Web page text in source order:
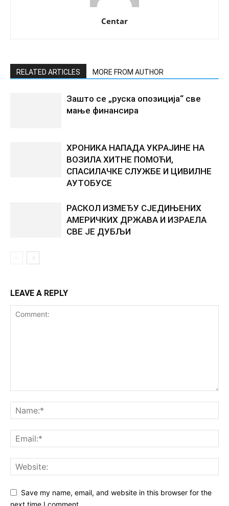
Centar
RELATED ARTICLES MORE FROM AUTHOR
Зашто се „руска опозиција“ све
мање финансира
ХРОНИКА НАПАДА УКРАЈИНЕ НА
ВОЗИЛА ХИТНЕ ПОМОЋИ,
СПАСИЛАЧКЕ СЛУЖБЕ И ЦИВИЛНЕ
АУТОБУСЕ
РАСКОЛ ИЗМЕЂУ СЈЕДИЊЕНИХ
АМЕРИЧКИХ ДРЖАВА И ИЗРАЕЛА
СВЕ ЈЕ ДУБЉИ
LEAVE A REPLY
Save my name, email, and website in this browser for the
next time I comment.